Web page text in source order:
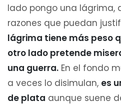
lado pongo una lágrima,
razones que puedan
lágrima tiene más peso
otro lado pretende
una guerra. En el fondo
a veces lo disimulan, es
de plata aunque suene